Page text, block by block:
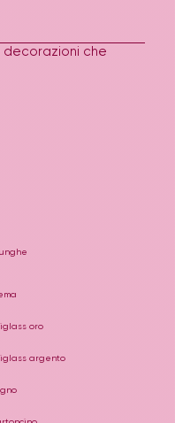
decorazioni che
oro
argento